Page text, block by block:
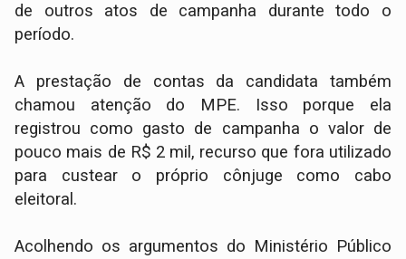
de outros atos de campanha durante todo o
período.
A prestação de contas da candidata também
chamou atenção do MPE. Isso porque ela
registrou como gasto de campanha o valor de
pouco mais de R$ 2 mil, recurso que fora utilizado
para custear o próprio cônjuge como cabo
eleitoral.
Acolhendo os argumentos do Ministério Público